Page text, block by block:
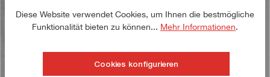
Transaktion ist die in der Bestellabwicklung des
Verkäufers angegebene Lieferanschrift maßgeblich.
Zahlungsart PayPal die vom Kunden zum Zeitpunkt
der Bezahlung bei PayPal hinterlegte
Diese Website verwendet Cookies, um Ihnen die bestmögliche
Funktionalität bieten zu können... Mehr Informationen.
Cookies konfigurieren